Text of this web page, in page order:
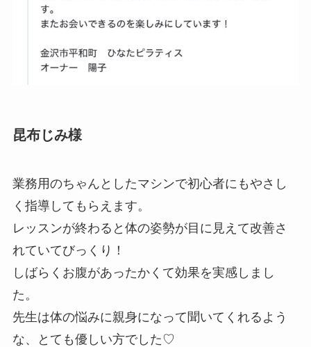
昆布じみ様
業務用のちゃんとしたマシンで初心者にもやさし
く指導してもらえます。
レッスンが終わると体の姿勢が目に見えて改善さ
れていてびっくり！
しばらくお腹があったかくて効果を実感しまし
た。
先生は体の悩みに親身になって聞いてくれるよう
な、とても優しい方でした♡